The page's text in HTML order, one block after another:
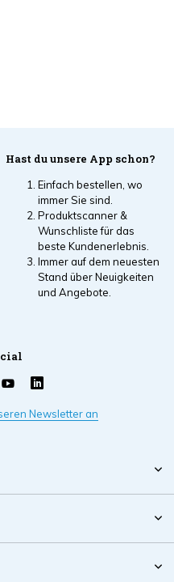
Hast du unsere App schon?
Einfach bestellen, wo
immer Sie sind.
Produktscanner &
Wunschliste für das
beste Kundenerlebnis.
Immer auf dem neuesten
Stand über Neuigkeiten
und Angebote.
Newsletter an